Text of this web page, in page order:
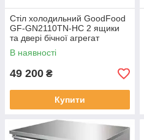
Стіл холодильний GoodFood
GF-GN2110TN-HC 2 ящики
та двері бічної агрегат
В наявності
49 200 ₴
Купити